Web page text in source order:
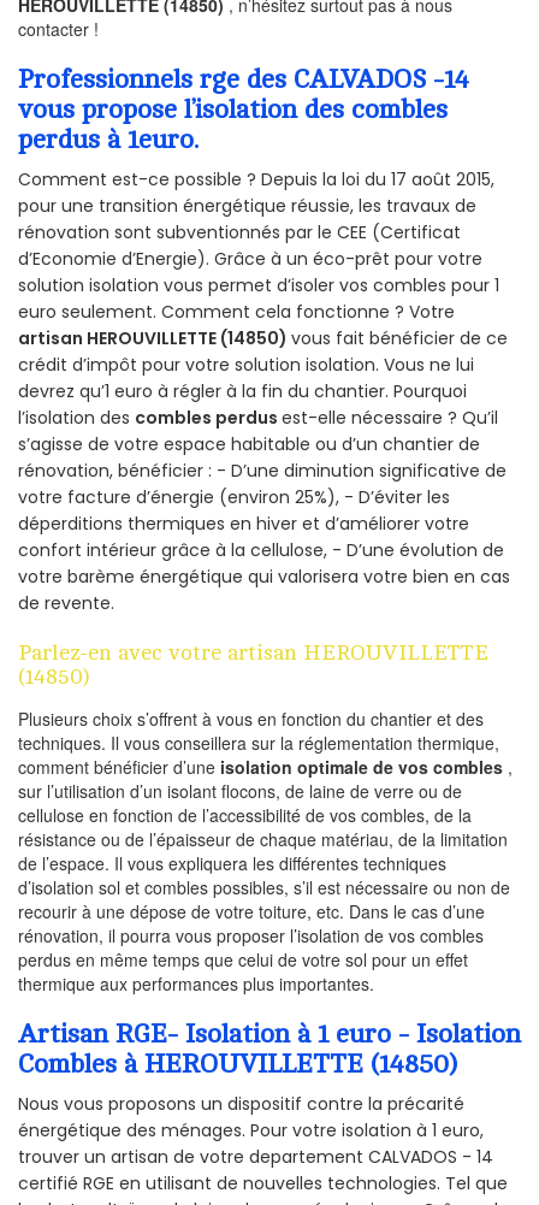
HEROUVILLETTE (14850) , n’hésitez surtout pas à nous
contacter !
Professionnels rge des CALVADOS -14
vous propose l’isolation des combles
perdus à 1euro.
Comment est-ce possible ? Depuis la loi du 17 août 2015,
pour une transition énergétique réussie, les travaux de
rénovation sont subventionnés par le CEE (Certificat
d’Economie d’Energie). Grâce à un éco-prêt pour votre
solution isolation vous permet d’isoler vos combles pour 1
euro seulement. Comment cela fonctionne ? Votre
artisan HEROUVILLETTE (14850) vous fait bénéficier de ce
crédit d’impôt pour votre solution isolation. Vous ne lui
devrez qu’1 euro à régler à la fin du chantier. Pourquoi
l’isolation des combles perdus est-elle nécessaire ? Qu’il
s’agisse de votre espace habitable ou d’un chantier de
rénovation, bénéficier : - D’une diminution significative de
votre facture d’énergie (environ 25%), - D’éviter les
déperditions thermiques en hiver et d’améliorer votre
confort intérieur grâce à la cellulose, - D’une évolution de
votre barème énergétique qui valorisera votre bien en cas
de revente.
Parlez-en avec votre artisan HEROUVILLETTE
(14850)
Plusieurs choix s’offrent à vous en fonction du chantier et des
techniques. Il vous conseillera sur la réglementation thermique,
comment bénéficier d’une isolation optimale de vos combles ,
sur l’utilisation d’un isolant flocons, de laine de verre ou de
cellulose en fonction de l’accessibilité de vos combles, de la
résistance ou de l’épaisseur de chaque matériau, de la limitation
de l’espace. Il vous expliquera les différentes techniques
d’isolation sol et combles possibles, s’il est nécessaire ou non de
recourir à une dépose de votre toiture, etc. Dans le cas d’une
rénovation, il pourra vous proposer l’isolation de vos combles
perdus en même temps que celui de votre sol pour un effet
thermique aux performances plus importantes.
Artisan RGE- Isolation à 1 euro - Isolation
Combles à HEROUVILLETTE (14850)
Nous vous proposons un dispositif contre la précarité
énergétique des ménages. Pour votre isolation à 1 euro,
trouver un artisan de votre departement CALVADOS - 14
certifié RGE en utilisant de nouvelles technologies. Tel que